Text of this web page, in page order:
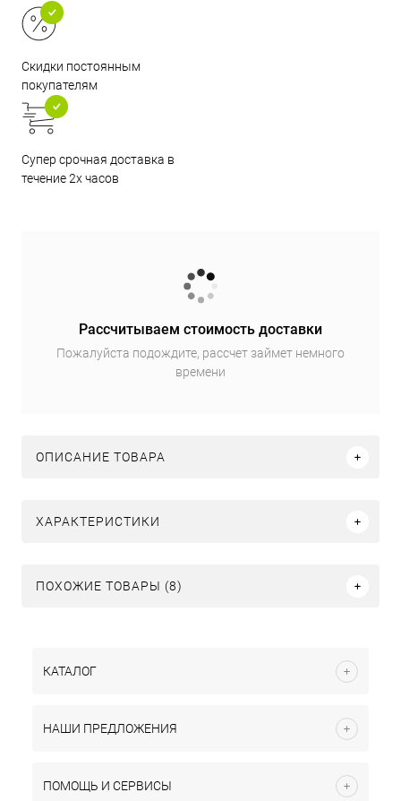
Скидки постоянным
покупателям
Супер срочная доставка в
течение 2х часов
Рассчитываем стоимость доставки
Пожалуйста подождите, рассчет займет немного
времени
ОПИСАНИЕ ТОВАРА
ХАРАКТЕРИСТИКИ
ПОХОЖИЕ ТОВАРЫ (8)
КАТАЛОГ
НАШИ ПРЕДЛОЖЕНИЯ
ПОМОЩЬ И СЕРВИСЫ